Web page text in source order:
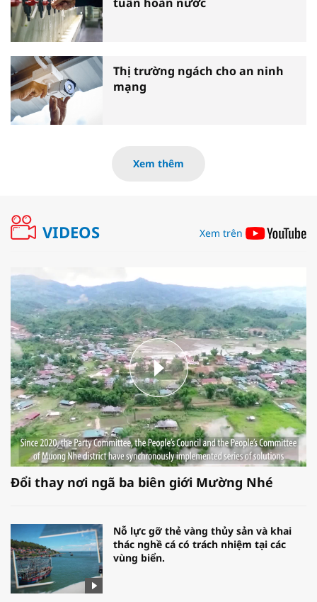
Thị trường ngách cho an ninh
mạng
Xem thêm
VIDEOS Xem trên
Đổi thay nơi ngã ba biên giới Mường Nhé
Nỗ lực gỡ thẻ vàng thủy sản và khai
thác nghề cá có trách nhiệm tại các
vùng biển.